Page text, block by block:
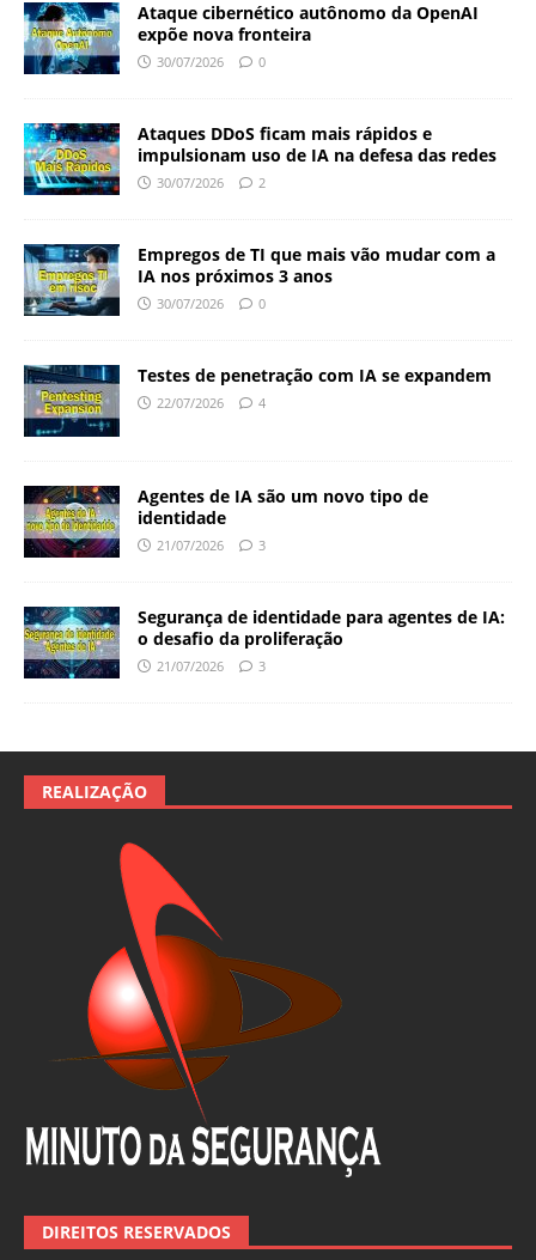
Ataque cibernético autônomo da OpenAI
expõe nova fronteira
30/07/2026 0
Ataques DDoS ficam mais rápidos e
impulsionam uso de IA na defesa das redes
30/07/2026 2
Empregos de TI que mais vão mudar com a
IA nos próximos 3 anos
30/07/2026 0
Testes de penetração com IA se expandem
22/07/2026 4
Agentes de IA são um novo tipo de
identidade
21/07/2026 3
Segurança de identidade para agentes de IA:
o desafio da proliferação
21/07/2026 3
REALIZAÇÃO
DIREITOS RESERVADOS